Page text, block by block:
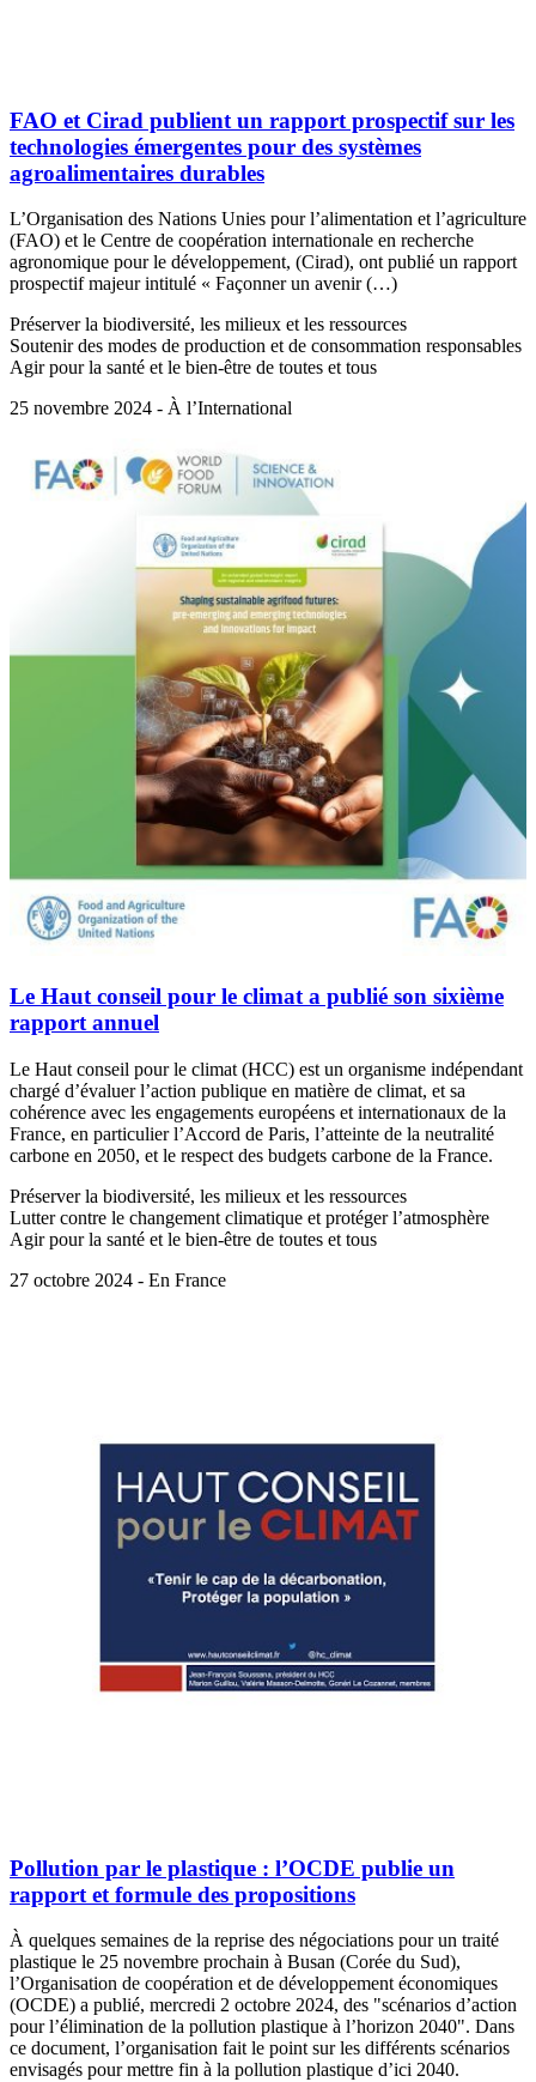
FAO et Cirad publient un rapport prospectif sur les
technologies émergentes pour des systèmes
agroalimentaires durables
L’Organisation des Nations Unies pour l’alimentation et l’agriculture
(FAO) et le Centre de coopération internationale en recherche
agronomique pour le développement, (Cirad), ont publié un rapport
prospectif majeur intitulé « Façonner un avenir (…)
Préserver la biodiversité, les milieux et les ressources
Soutenir des modes de production et de consommation responsables
Agir pour la santé et le bien-être de toutes et tous
25 novembre 2024 - À l’International
Le Haut conseil pour le climat a publié son sixième
rapport annuel
Le Haut conseil pour le climat (HCC) est un organisme indépendant
chargé d’évaluer l’action publique en matière de climat, et sa
cohérence avec les engagements européens et internationaux de la
France, en particulier l’Accord de Paris, l’atteinte de la neutralité
carbone en 2050, et le respect des budgets carbone de la France.
Préserver la biodiversité, les milieux et les ressources
Lutter contre le changement climatique et protéger l’atmosphère
Agir pour la santé et le bien-être de toutes et tous
27 octobre 2024 - En France
Pollution par le plastique : l’OCDE publie un
rapport et formule des propositions
À quelques semaines de la reprise des négociations pour un traité
plastique le 25 novembre prochain à Busan (Corée du Sud),
l’Organisation de coopération et de développement économiques
(OCDE) a publié, mercredi 2 octobre 2024, des "scénarios d’action
pour l’élimination de la pollution plastique à l’horizon 2040". Dans
ce document, l’organisation fait le point sur les différents scénarios
envisagés pour mettre fin à la pollution plastique d’ici 2040.